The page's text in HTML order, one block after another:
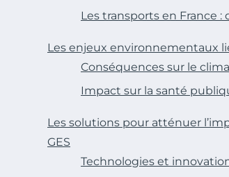
Les transports en France
Les enjeux environnementaux
Conséquences sur le
Impact sur la santé
Les solutions pour atténuer
GES
Technologies et